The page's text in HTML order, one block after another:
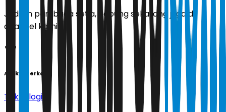
Jadilah pembaca setia, gabung sekarang juga di
channel kami!
Artikel Terkait
Teknologi